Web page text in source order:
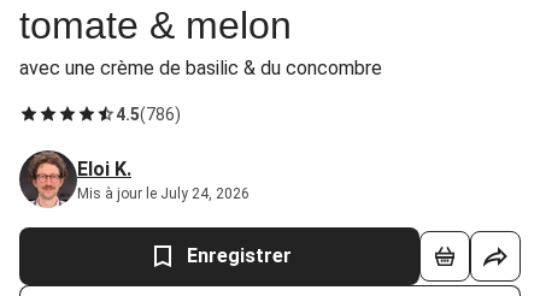
tomate & melon
avec une crème de basilic & du concombre
4.5(786)
Eloi K.
Mis à jour le July 24, 2026
Enregistrer